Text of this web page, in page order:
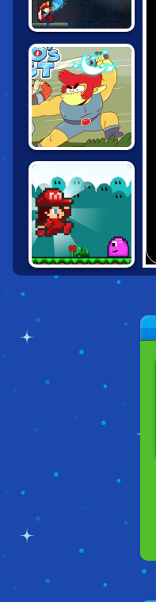
NUCLEAR BLAZE
THUNDERCATS
ROAR: LION-O'S
QUEST
SUPER RYONA